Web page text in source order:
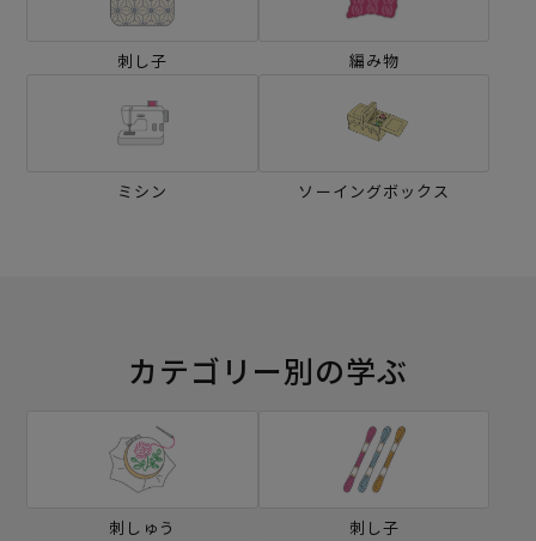
刺し子 編み物
ミシン ソーイングボックス
カテゴリー別の学ぶ
刺しゅう 刺し子